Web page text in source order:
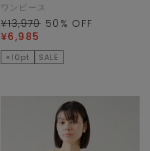
ワンピース
¥13,970 50 % OFF
¥6,985
×10pt SALE